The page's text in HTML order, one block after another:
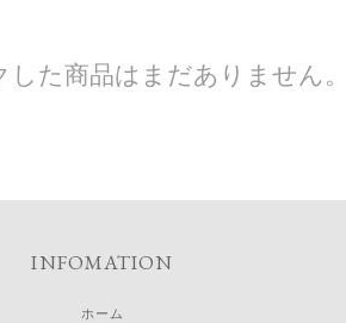
した商品はまだありません
INFOMATION
ホーム